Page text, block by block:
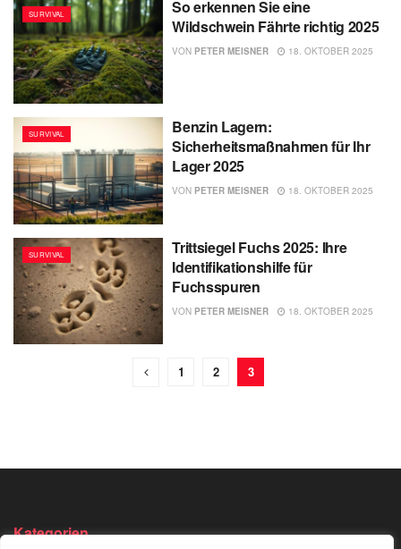
SURVIVAL
So erkennen Sie eine
Wildschwein Fährte richtig 2025
VON PETER MEISNER 18. OKTOBER 2025
SURVIVAL
Benzin Lagern:
Sicherheitsmaßnahmen für Ihr
Lager 2025
VON PETER MEISNER 18. OKTOBER 2025
SURVIVAL
Trittsiegel Fuchs 2025: Ihre
Identifikationshilfe für
Fuchsspuren
VON PETER MEISNER 18. OKTOBER 2025
1 2 3
Kategorien